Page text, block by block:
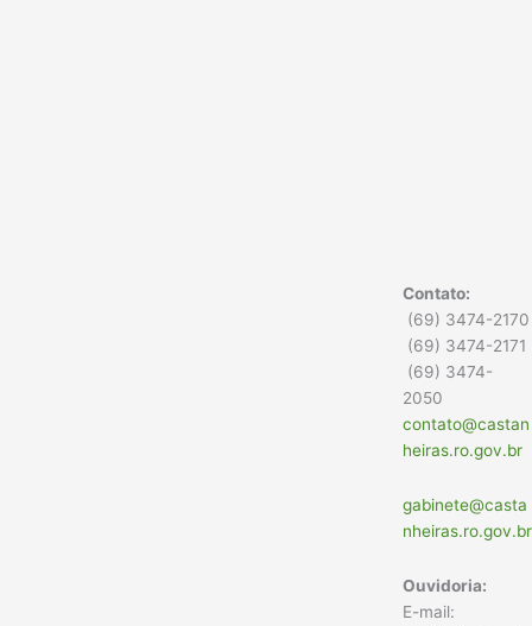
Contato:
(69) 3474-2170
(69) 3474-2171
(69) 3474-
2050
contato@castan
heiras.ro.gov.br
gabinete@casta
nheiras.ro.gov.br
Ouvidoria:
E-mail: